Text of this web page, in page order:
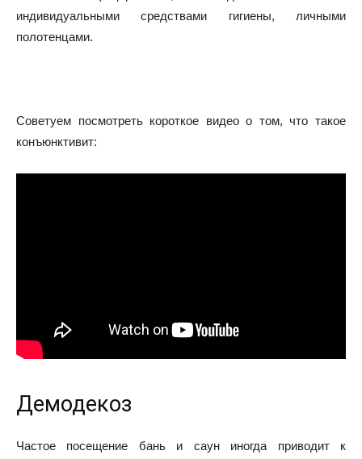
индивидуальными средствами гигиены, личными
полотенцами.
Советуем посмотреть короткое видео о том, что такое
конъюнктивит:
Демодекоз
Частое посещение бань и саун иногда приводит к